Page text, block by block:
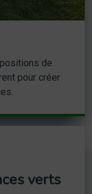
de
pour créer
verts